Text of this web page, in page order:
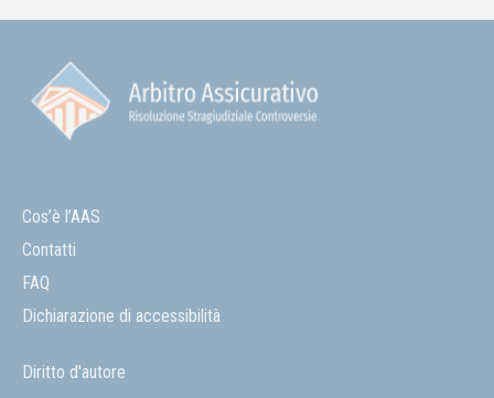
Cos’è l’AAS
Contatti
FAQ
Dichiarazione di accessibilità
Diritto d'autore